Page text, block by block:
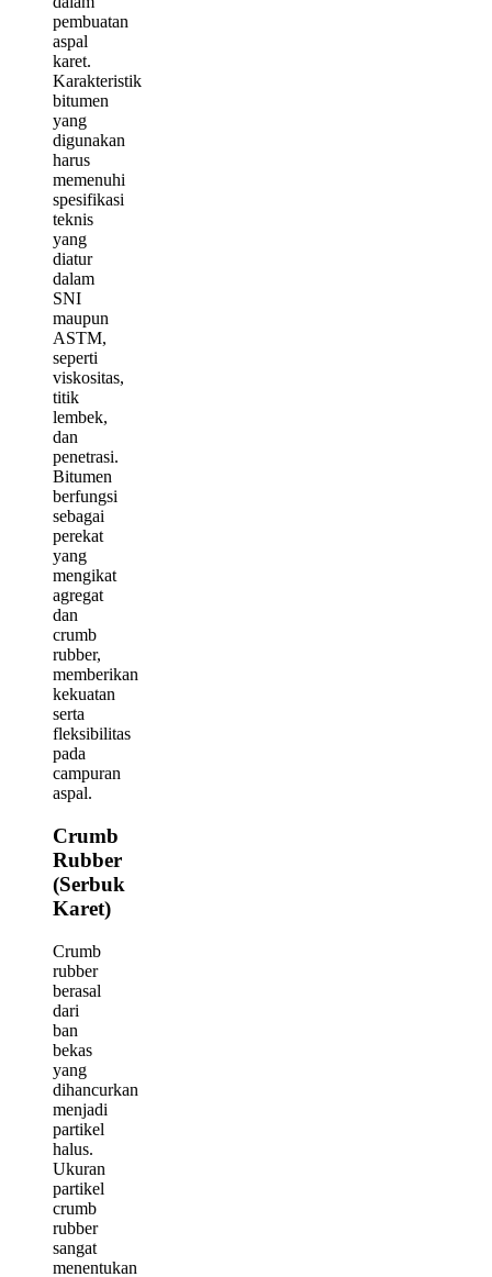
pembuatan
aspal
karet.
Karakteristik
bitumen
yang
digunakan
harus
memenuhi
spesifikasi
teknis
yang
diatur
dalam
SNI
maupun
ASTM,
seperti
viskositas,
titik
lembek,
dan
penetrasi.
Bitumen
berfungsi
sebagai
perekat
yang
mengikat
agregat
dan
crumb
rubber,
memberikan
kekuatan
serta
fleksibilitas
pada
campuran
aspal.
Crumb
Rubber
(Serbuk
Karet)
Crumb
rubber
berasal
dari
ban
bekas
yang
dihancurkan
menjadi
partikel
halus.
Ukuran
partikel
crumb
rubber
sangat
menentukan